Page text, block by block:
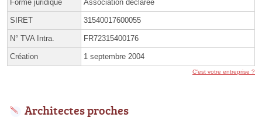
Forme juridique Association déclarée
SIRET 31540017600055
N° TVA Intra. FR72315400176
Création 1 septembre 2004
C'est votre entreprise ?
Architectes proches